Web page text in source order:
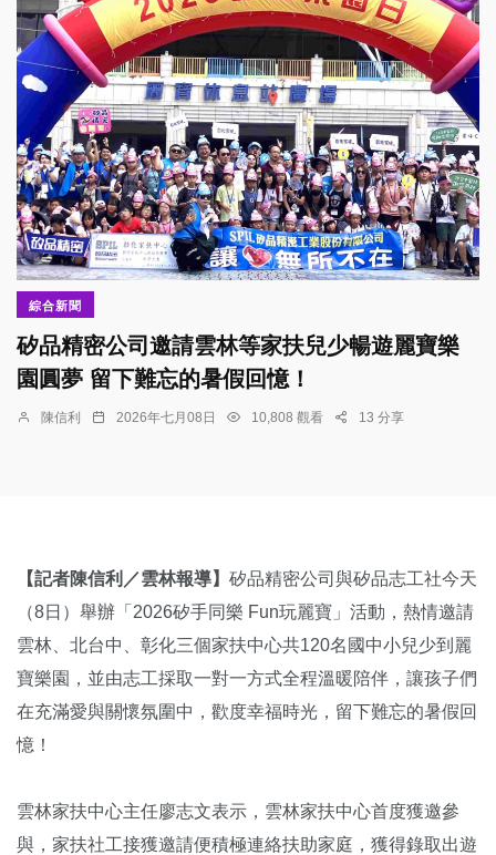
綜合新聞
矽品精密公司邀請雲林等家扶兒少暢遊麗寶樂
園圓夢 留下難忘的暑假回憶！
陳信利 2026年七月08日 10,808 觀看 13 分享
【記者陳信利／雲林報導】 矽品精密公司與矽品志工社今天
（8日）舉辦「2026矽手同樂 Fun玩麗寶」活動，熱情邀請
雲林、北台中、彰化三個家扶中心共120名國中小兒少到麗
寶樂園，並由志工採取一對一方式全程溫暖陪伴，讓孩子們
在充滿愛與關懷氛圍中，歡度幸福時光，留下難忘的暑假回
憶！
雲林家扶中心主任廖志文表示，雲林家扶中心首度獲邀參
與，家扶社工接獲邀請便積極連絡扶助家庭，獲得錄取出遊